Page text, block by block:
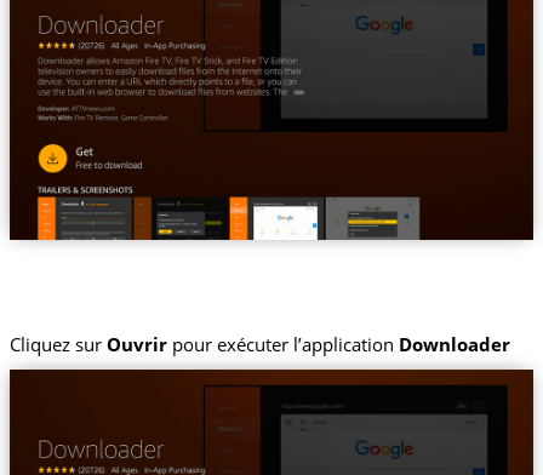
Cliquez sur Ouvrirpour exécuter l’application Downloader